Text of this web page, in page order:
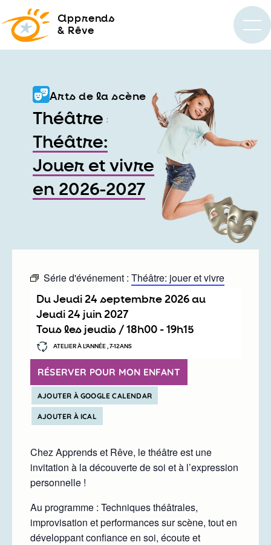
apprends
& Rêve
Arts de la scène
Théâtre :
Théâtre:
Jouer et vivre
en 2026-2027
Série d'événement : Théâtre: jouer et vivre
Du jeudi 24 septembre 2026au
jeudi 24 juin 2027
Tous les jeudis / 18h00 - 19h15
ATELIER À L’ANNÉE , 7-12ANS
RÉSERVER POUR MON ENFANT
AJOUTER À GOOGLE CALENDAR
AJOUTER À ICAL
Chez Apprends et Rêve, le théâtre est une
invitation à la découverte de soi et à l’expression
personnelle !
Au programme : Techniques théâtrales,
improvisation et performances sur scène, tout en
développant confiance en soi, écoute et